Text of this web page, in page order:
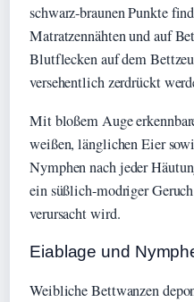
schwarz-braunen Punkte
Matratzennähten und auf
Blutflecken auf dem
versehentlich zerdrückt
Mit bloßem Auge
weißen, länglichen Eier
Nymphen nach jeder
ein süßlich-modriger
verursacht wird.
Eiablage und
Weibliche Bettwanzen